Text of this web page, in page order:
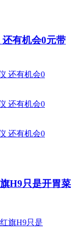
还有机会0元带
H9只是开胃菜